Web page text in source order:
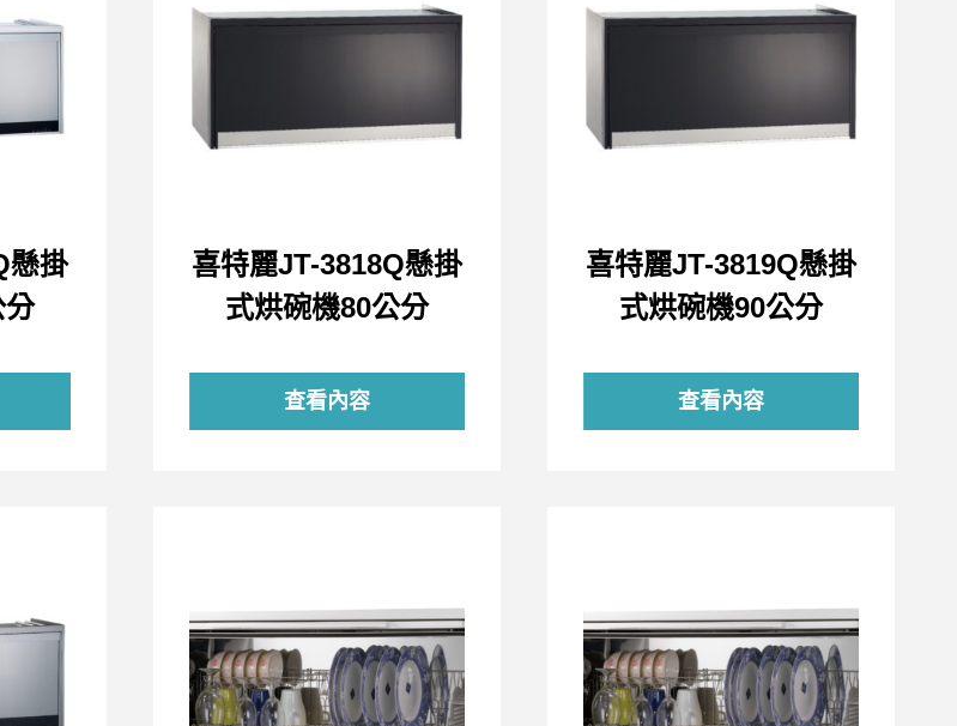
懸掛
分
喜特麗JT-3818Q懸掛
式烘碗機80公分
查看內容
喜特麗JT-3819Q懸掛
式烘碗機90公分
查看內容